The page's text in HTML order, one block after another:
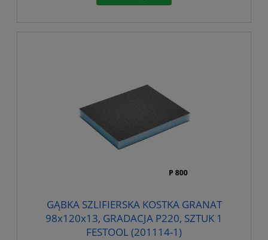
GĄBKA SZLIFIERSKA KOSTKA GRANAT
98x120x13, GRADACJA P220, SZTUK 1
FESTOOL (201114-1)